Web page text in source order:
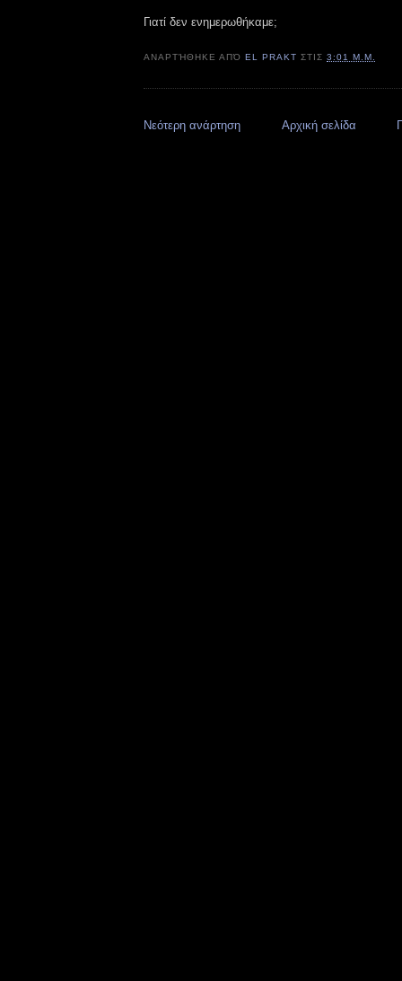
Γιατί δεν ενημερωθήκαμε;
ΑΝΑΡΤΉΘΗΚΕ ΑΠΌEL PRAKT ΣΤΙΣ3:01 Μ.Μ.
Νεότερη ανάρτηση Αρχική σελίδα